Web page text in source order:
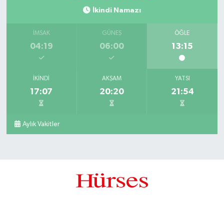
İkindi Namazı
İMSAK
04:19
GÜNEŞ
06:00
ÖĞLE
13:15
İKINDI
17:07
AKŞAM
20:20
YATSI
21:54
Aylık Vakitler